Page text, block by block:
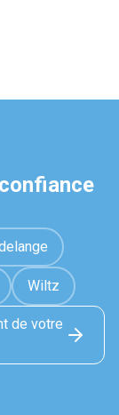
Wiltz
de votre